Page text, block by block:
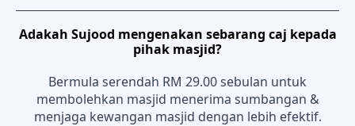
Adakah Sujood mengenakan sebarang caj kepada
pihak masjid?
Bermula serendah RM 29.00 sebulan untuk
membolehkan masjid menerima sumbangan &
menjaga kewangan masjid dengan lebih efektif.